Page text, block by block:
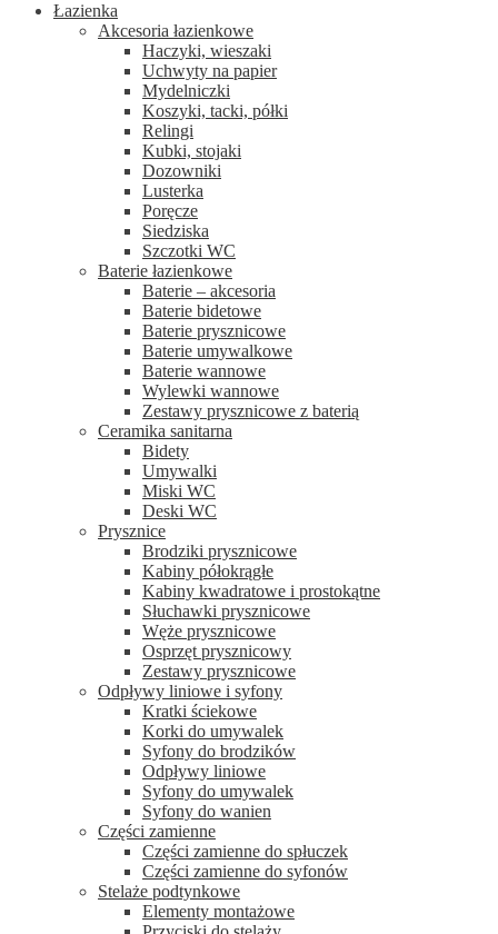
Łazienka
Akcesoria łazienkowe
Haczyki, wieszaki
Uchwyty na papier
Mydelniczki
Koszyki, tacki, półki
Relingi
Kubki, stojaki
Dozowniki
Lusterka
Poręcze
Siedziska
Szczotki WC
Baterie łazienkowe
Baterie – akcesoria
Baterie bidetowe
Baterie prysznicowe
Baterie umywalkowe
Baterie wannowe
Wylewki wannowe
Zestawy prysznicowe z baterią
Ceramika sanitarna
Bidety
Umywalki
Miski WC
Deski WC
Prysznice
Brodziki prysznicowe
Kabiny półokrągłe
Kabiny kwadratowe i prostokątne
Słuchawki prysznicowe
Węże prysznicowe
Osprzęt prysznicowy
Zestawy prysznicowe
Odpływy liniowe i syfony
Kratki ściekowe
Korki do umywalek
Syfony do brodzików
Odpływy liniowe
Syfony do umywalek
Syfony do wanien
Części zamienne
Części zamienne do spłuczek
Części zamienne do syfonów
Stelaże podtynkowe
Elementy montażowe